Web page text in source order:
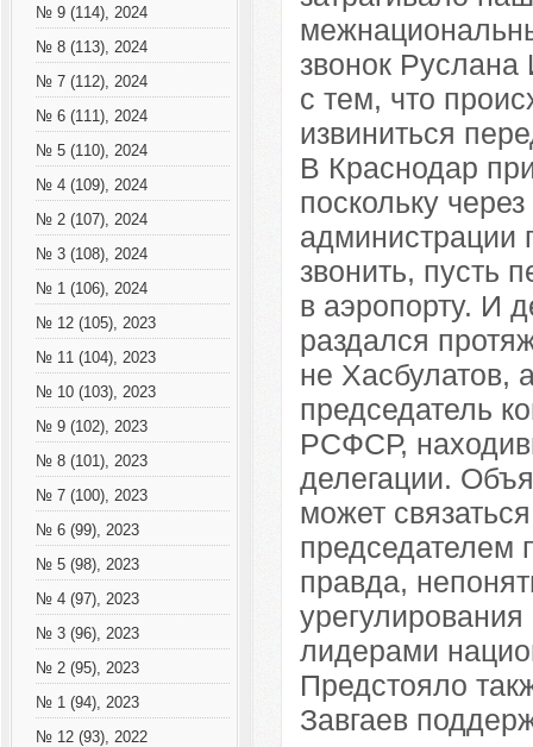
№ 9 (114), 2024
№ 8 (113), 2024
№ 7 (112), 2024
№ 6 (111), 2024
№ 5 (110), 2024
№ 4 (109), 2024
№ 2 (107), 2024
№ 3 (108), 2024
№ 1 (106), 2024
№ 12 (105), 2023
№ 11 (104), 2023
№ 10 (103), 2023
№ 9 (102), 2023
№ 8 (101), 2023
№ 7 (100), 2023
№ 6 (99), 2023
№ 5 (98), 2023
№ 4 (97), 2023
№ 3 (96), 2023
№ 2 (95), 2023
№ 1 (94), 2023
№ 12 (93), 2022
звонок Руслана
с тем, что
извиниться
В Краснодар
поскольку
администрации
звонить, пусть
в аэропорту. И
раздался
не Хасбулатов,
председатель
РСФСР,
делегации.
может
председателем
правда,
лидерами
Предстояло
Завгаев